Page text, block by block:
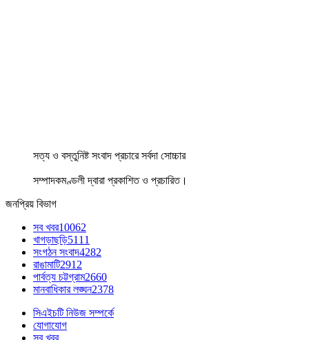
সত্য ও বস্তুনিষ্ট সংবাদ প্রচারে সর্বদা সোচ্চার
সম্পাদকমণ্ডলী দ্বারা প্রকাশিত ও প্রচারিত।
জনপ্রিয় বিভাগ
সব খবর10062
খাগড়াছড়ি5111
সংগঠন সংবাদ4282
রাঙামাটি2912
পার্বত্য চট্টগ্রাম2660
মানবাধিকার লঙ্ঘন2378
সিএইচটি নিউজ সম্পর্কে
যোগাযোগ
সব খবর